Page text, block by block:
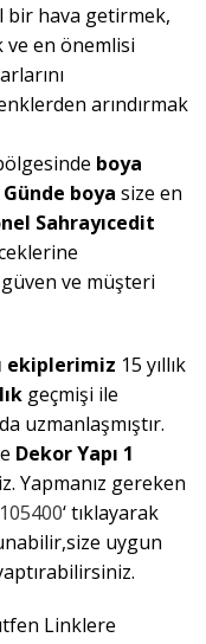
bir hava getirmek,
ve en önemlisi
arındırmak
boya
Günde boya size en
Sahrayıcedit
ve müşteri
ekiplerimiz 15 yıllık
geçmişi ile
uzmanlaşmıştır.
Dekor Yapı 1
Yapmanız gereken
‘ tıklayarak
uygun
Linklere